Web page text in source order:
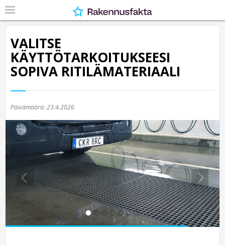
VALITSE
KÄYTTÖTARKOITUKSEESI
SOPIVA RITILÄMATERIAALI
Päivämäärä:23.4.2026
Previous Next